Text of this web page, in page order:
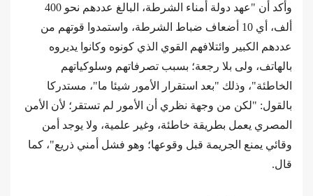
وأكد أن "عهد دولة أمناء الشرطة، البالغ عددهم نحو 400
ألف، أي 10 أضعاف ضباط الشرطة، واستمدوا قوتهم من
عددهم الكبير وائتلافهم القوي الذي كونوه وكانوا يديروه
بالهاتف، ولى بلا رجعة؛ بسبب تصرفاتهم وسلوكياتهم
الخاطئة"، وذلك "بعد استقرار الأمور شيئا ما"، مستدركا
بالقول: "لكن من وجهة نظري أن الأمور لم تستقر؛ لأن الأمن
المصري يعمل بطريقة خاطئة، وغير علمية، ولا يوجد أمن
وقائي يمنع الجريمة قبل وقوعها؛ وهو فشل أمني ذريع"، كما
قال.